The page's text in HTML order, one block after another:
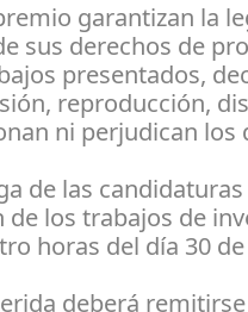
garantizan la
sus derechos de
presentados,
reproducción,
ni perjudican los
de las candidaturas
de los trabajos de
horas del día 30
deberá